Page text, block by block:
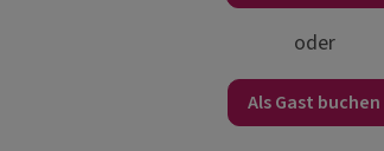
oder
Als Gast buchen